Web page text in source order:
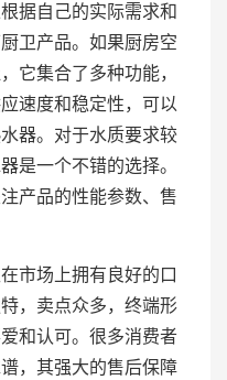
据自己的实际需求和
卫产品。如果厨房空
它集合了多种功能，
速度和稳定性，可以
器。对于水质要求较
是一个不错的选择。
产品的性能参数、售
市场上拥有良好的口
，卖点众多，终端形
和认可。很多消费者
，其强大的售后保障